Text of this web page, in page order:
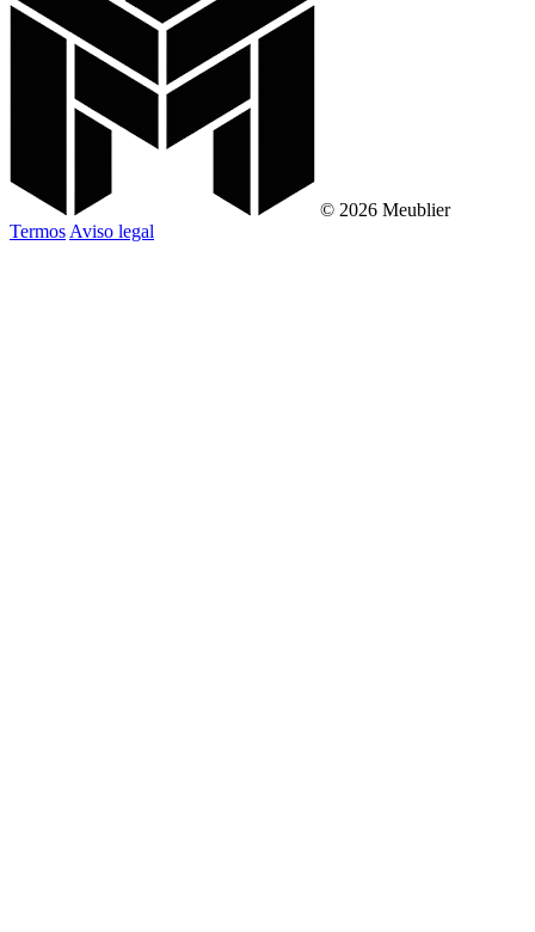
© 2026 Meublier
Termos Aviso legal